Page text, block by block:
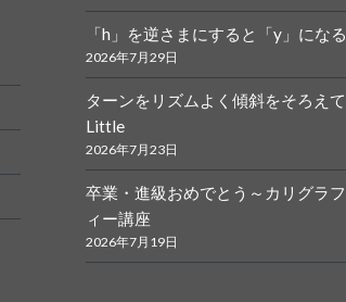
「h」を逆さまにすると「y」になる
2026年7月29日
ターンをリズムよく傾斜をそろえて
Little
2026年7月23日
卒業・進級おめでとう～カリグラフ
ィー講座
2026年7月19日